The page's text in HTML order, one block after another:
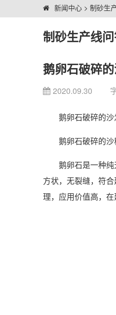
新闻中心 > 制砂生
制砂生产线
鹅卵石破碎
2020.09.30
鹅卵石破碎的沙
鹅卵石破碎的沙
鹅卵石是一种纯
方状，无裂缝，符
理，应用价值高，